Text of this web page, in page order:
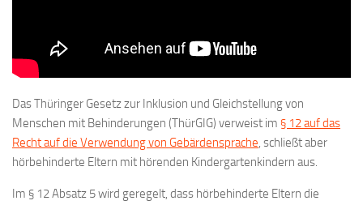
Das Thüringer Gesetz zur Inklusion und Gleichstellung von
Menschen mit Behinderungen (ThürGIG) verweist im § 12 auf das
Recht auf die Verwendung von Gebärdensprache, schließt aber
hörbehinderte Eltern mit hörenden Kindergartenkindern aus.
Im § 12 Absatz 5 wird geregelt, dass hörbehinderte Eltern die